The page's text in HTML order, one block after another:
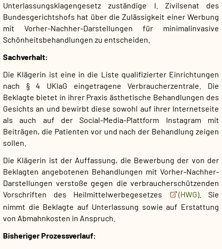
Unterlassungsklagengesetz zuständige I. Zivilsenat des
Bundesgerichtshofs hat über die Zulässigkeit einer Werbung
mit Vorher-Nachher-Darstellungen für minimalinvasive
Schönheitsbehandlungen zu entscheiden.
Sachverhalt:
Die Klägerin ist eine in die Liste qualifizierter Einrichtungen
nach § 4 UKlaG eingetragene Verbraucherzentrale. Die
Beklagte bietet in ihrer Praxis ästhetische Behandlungen des
Gesichts an und bewirbt diese sowohl auf ihrer Internetseite
als auch auf der Social-Media-Plattform Instagram mit
Beiträgen, die Patienten vor und nach der Behandlung zeigen
sollen.
Die Klägerin ist der Auffassung, die Bewerbung der von der
Beklagten angebotenen Behandlungen mit Vorher-Nachher-
Darstellungen verstoße gegen die verbraucherschützenden
Vorschriften des Heilmittelwerbegesetzes
(HWG). Sie
nimmt die Beklagte auf Unterlassung sowie auf Erstattung
von Abmahnkosten in Anspruch.
Bisheriger Prozessverlauf: